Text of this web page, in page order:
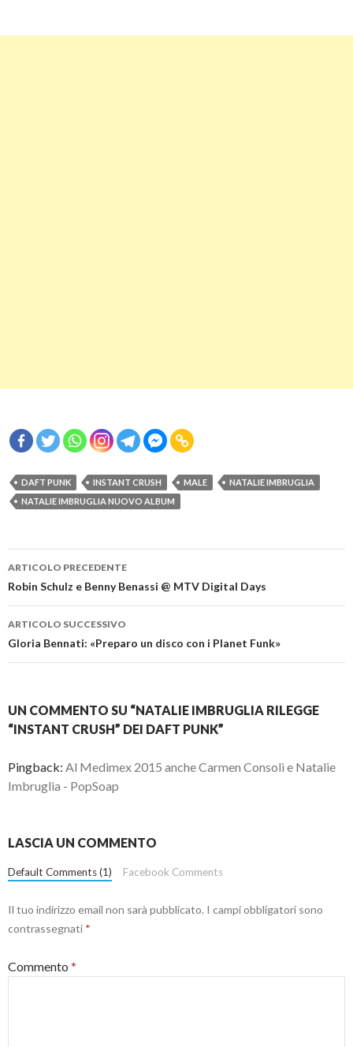
DAFT PUNK INSTANT CRUSH MALE
NATALIE IMBRUGLIA
NATALIE IMBRUGLIA NUOVO ALBUM
Navigazione
articolo
ARTICOLO PRECEDENTE
Robin Schulz e Benny Benassi @ MTV Digital Days
ARTICOLO SUCCESSIVO
Gloria Bennati: «Preparo un disco con i Planet Funk»
UN COMMENTO SU “NATALIE IMBRUGLIA RILEGGE
“INSTANT CRUSH” DEI DAFT PUNK”
Pingback: Al Medimex 2015 anche Carmen Consoli e Natalie
Imbruglia - PopSoap
LASCIA UN COMMENTO
Default Comments (1) Facebook Comments
Il tuo indirizzo email non sarà pubblicato. I campi obbligatori sono
contrassegnati *
Commento *